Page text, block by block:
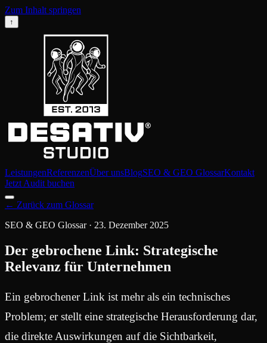
Zum Inhalt springen
↑
LeistungenReferenzenÜber unsBlogSEO & GEO GlossarKontakt
Jetzt Audit buchen
← Zurück zum Glossar
SEO & GEO Glossar· 23. Dezember 2025
Der gebrochene Link: Strategische
Relevanz für Unternehmen
Ein gebrochener Link ist mehr als ein technisches
Problem; er stellt eine strategische Herausforderung dar,
die direkte Auswirkungen auf die Sichtbarkeit,